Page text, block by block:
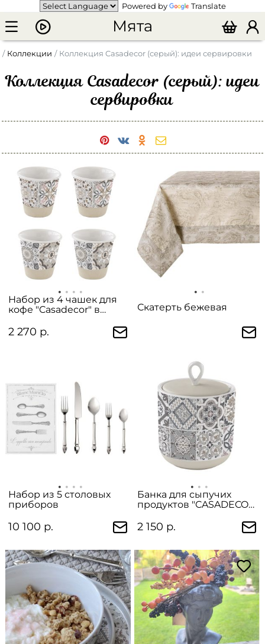
Powered by Translate
Мята
Коллекции Коллекция Casadecor (серый): идеи сервировки
Коллекция Casadecor (серый): идеи
сервировки
Набор из 4 чашек для
кофе "Casadecor" в
2 270 р.
Скатерть бежевая
Набор из 5 столовых
приборов
10 100 р.
Банка для сыпучих
продуктов "CASADECOR"
2 150 р.